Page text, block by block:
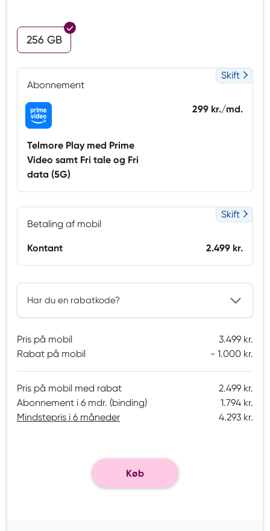
256 GB
Abonnement
Skift
Telmore Play med Prime
Video samt Fri tale og Fri
data (5G)
299 kr./md.
Betaling af mobil
Skift
Kontant 2.499 kr.
Har du en rabatkode?
Pris på mobil
3.499 kr.
Rabat på mobil
1.000 kr.
Pris på mobil med rabat
2.499 kr.
Abonnement i 6 mdr. (binding)
1.794 kr.
Mindstepris i 6 måneder
4.293 kr.
Køb